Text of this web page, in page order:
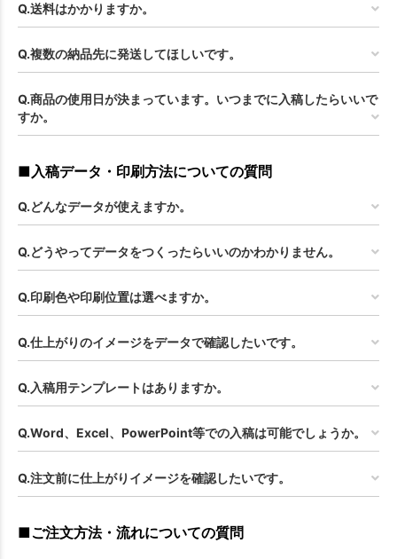
Q.送料はかかりますか。
Q.複数の納品先に発送してほしいです。
Q.商品の使用日が決まっています。いつまでに入稿したらいいで
すか。
■入稿データ・印刷方法についての質問
Q.どんなデータが使えますか。
Q.どうやってデータをつくったらいいのかわかりません。
Q.印刷色や印刷位置は選べますか。
Q.仕上がりのイメージをデータで確認したいです。
Q.入稿用テンプレートはありますか。
Q.Word、Excel、PowerPoint等での入稿は可能でしょうか。
Q.注文前に仕上がりイメージを確認したいです。
■ご注文方法・流れについての質問